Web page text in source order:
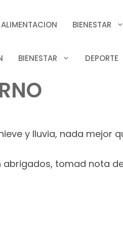
ALIMENTACION BIENESTAR
BIENESTAR DEPORTE
y lluvia, nada mejor
tomad nota